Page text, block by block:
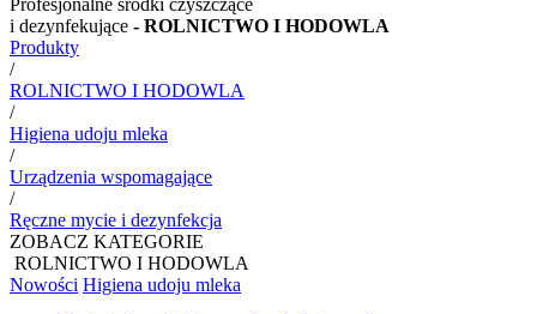
Profesjonalne środki czyszczące
i dezynfekujące - ROLNICTWO I HODOWLA
Produkty
/
ROLNICTWO I HODOWLA
/
Higiena udoju mleka
/
Urządzenia wspomagające
/
Ręczne mycie i dezynfekcja
ZOBACZ KATEGORIE
ROLNICTWO I HODOWLA
Nowości Higiena udoju mleka